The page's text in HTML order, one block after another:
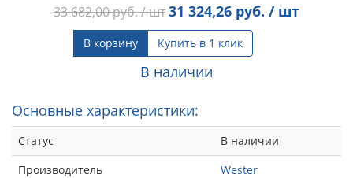
33 682,00руб. / шт31 324,26 руб. / шт
В корзину Купить в 1 клик
В наличии
Основные характеристики:
Статус
В наличии
Производитель
Wester